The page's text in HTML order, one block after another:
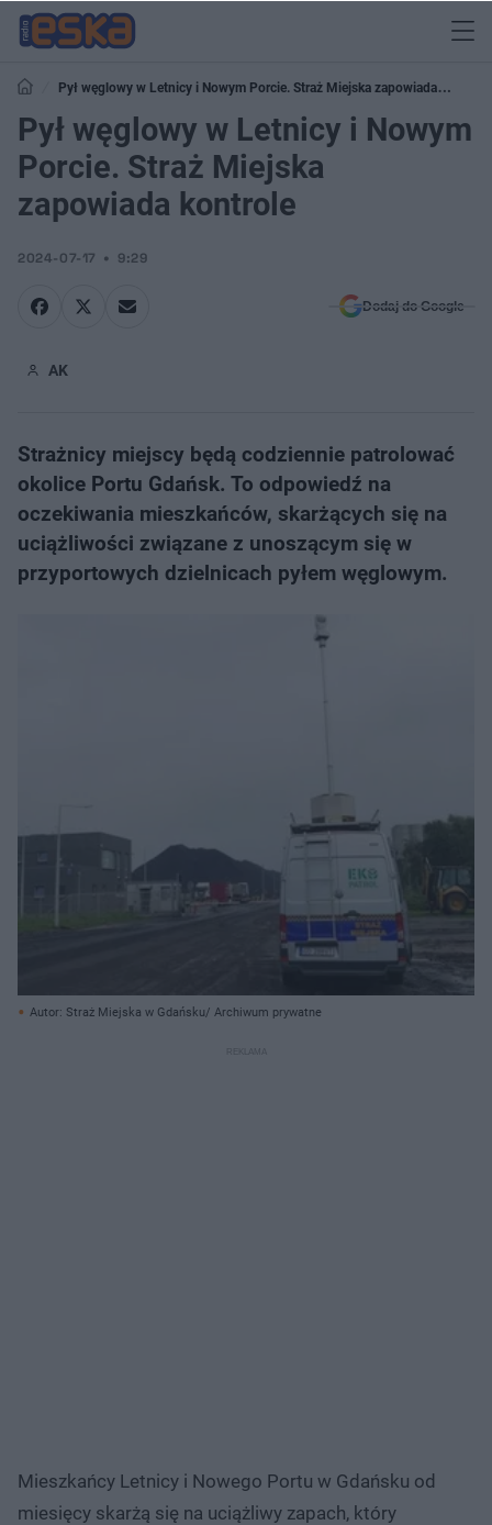
Pył węglowy w Letnicy i Nowym Porcie. Straż Miejska zapowiada
kontrole
Pył węglowy w Letnicy i Nowym
Porcie. Straż Miejska
zapowiada kontrole
2024-07-17 9:29
Dodaj do Google
AK
Strażnicy miejscy będą codziennie patrolować
okolice Portu Gdańsk. To odpowiedź na
oczekiwania mieszkańców, skarżących się na
uciążliwości związane z unoszącym się w
przyportowych dzielnicach pyłem węglowym.
Autor: Straż Miejska w Gdańsku/ Archiwum prywatne
Mieszkańcy Letnicy i Nowego Portu w Gdańsku od
miesięcy skarżą się na uciążliwy zapach, który